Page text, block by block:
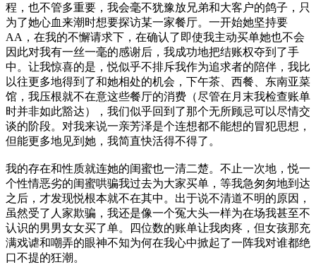
程，也不管多重要，我会毫不犹豫放兄弟和大客户的鸽子，只
为了她心血来潮时想要探访某一家餐厅。一开始她坚持要
AA，在我的不懈请求下，在确认了即使我主动买单她也不会
因此对我有一丝一毫的感谢后，我成功地把结账权夺到了手
中。让我惊喜的是，悦似乎不排斥我作为追求者的陪伴，我比
以往更多地得到了和她相处的机会，下午茶、西餐、东南亚菜
馆，我压根就不在意这些餐厅的消费（尽管在月末我检查账单
时并非如此豁达），我们似乎回到了那个无所顾忌可以尽情交
谈的阶段。对我来说一亲芳泽是个连想都不能想的冒犯思想，
但能更多地见到她，我简直快活得不得了。
我的存在和性质就连她的闺蜜也一清二楚。不止一次地，悦一
个性情恶劣的闺蜜哄骗我过去为大家买单，等我急匆匆地到达
之后，才发现悦根本就不在其中。出于说不清道不明的原因，
虽然受了人家欺骗，我还是像一个冤大头一样为在场我甚至不
认识的男男女女买了单。四位数的账单让我肉疼，但女孩那充
满戏谑和嘲弄的眼神不知为何在我心中掀起了一阵我对谁都绝
口不提的狂潮。